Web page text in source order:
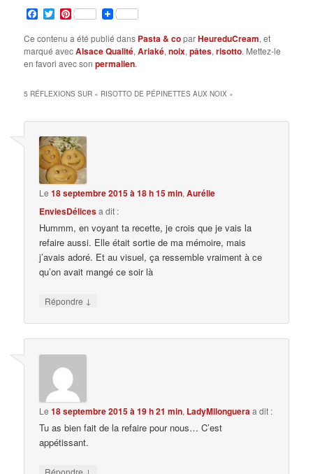
Facebook
TwitterPinterest
Ce contenu a été publié dans Pasta & coparHeureduCream, et
marqué avecAlsace Qualité,Ariaké,noix,pâtes,risotto. Mettez-le
en favori avec sonpermalien.
5 RÉFLEXIONS SUR « RISOTTO DE PÉPINETTES AUX NOIX »
Le18 septembre 2015 à 18 h 15 min,Aurélie
EnviesDélicesa dit :
Hummm, en voyant ta recette, je crois que je vais la
refaire aussi. Elle était sortie de ma mémoire, mais
j’avais adoré. Et au visuel, ça ressemble vraiment à ce
qu’on avait mangé ce soir là
Répondre ↓
Le18 septembre 2015 à 19 h 21 min, LadyMilonguera a dit :
Tu as bien fait de la refaire pour nous… C’est
appétissant.
Répondre ↓